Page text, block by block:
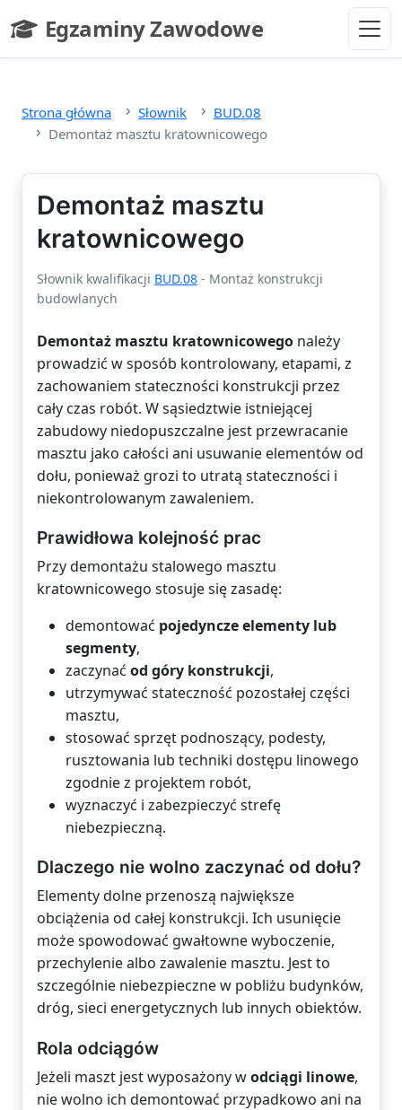
Egzaminy Zawodowe
- strona główna
Strona główna Słownik
BUD.08
Demontaż masztu kratownicowego
Demontaż masztu
kratownicowego
Słownik kwalifikacji BUD.08 - Montaż konstrukcji
budowlanych
Demontaż masztu kratownicowego należy
prowadzić w sposób kontrolowany, etapami, z
zachowaniem stateczności konstrukcji przez
cały czas robót. W sąsiedztwie istniejącej
zabudowy niedopuszczalne jest przewracanie
masztu jako całości ani usuwanie elementów od
dołu, ponieważ grozi to utratą stateczności i
niekontrolowanym zawaleniem.
Prawidłowa kolejność prac
Przy demontażu stalowego masztu
kratownicowego stosuje się zasadę:
demontować pojedyncze elementy lub
segmenty,
zaczynać od góry konstrukcji,
utrzymywać stateczność pozostałej części
masztu,
stosować sprzęt podnoszący, podesty,
rusztowania lub techniki dostępu linowego
zgodnie z projektem robót,
wyznaczyć i zabezpieczyć strefę
niebezpieczną.
Dlaczego nie wolno zaczynać od dołu?
Elementy dolne przenoszą największe
obciążenia od całej konstrukcji. Ich usunięcie
może spowodować gwałtowne wyboczenie,
przechylenie albo zawalenie masztu. Jest to
szczególnie niebezpieczne w pobliżu budynków,
dróg, sieci energetycznych lub innych obiektów.
Rola odciągów
Jeżeli maszt jest wyposażony wodciągi linowe,
nie wolno ich demontować przypadkowo ani na